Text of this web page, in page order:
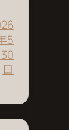
5
日